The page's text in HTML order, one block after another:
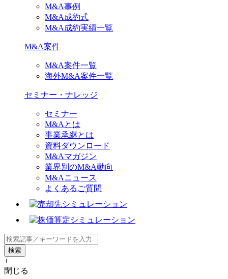
M&A事例
M&A成約式
M&A成約実績一覧
M&A案件
M&A案件一覧
海外M&A案件一覧
セミナー・ナレッジ
セミナー
M&Aとは
事業承継とは
資料ダウンロード
M&Aマガジン
業界別のM&A動向
M&Aニュース
よくあるご質問
+
閉じる